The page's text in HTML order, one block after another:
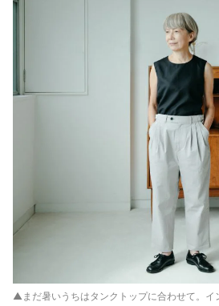
▲まだ暑いうちはタンクトップに合わせて。イ